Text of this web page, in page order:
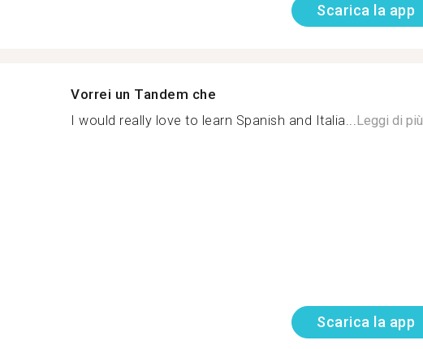
Scarica la app
Vorrei un Tandem che
I would really love to learn Spanish and Italia...Leggi di più
Scarica la app